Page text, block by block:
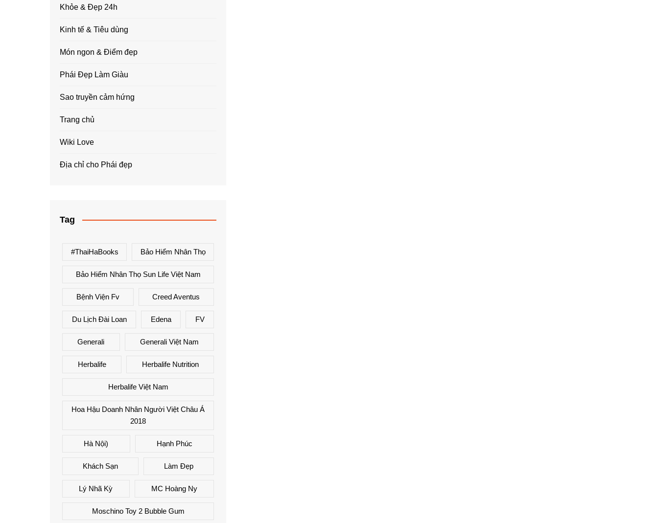
Khỏe & Đẹp 24h
Kinh tế & Tiêu dùng
Món ngon & Điểm đẹp
Phái Đẹp Làm Giàu
Sao truyền cảm hứng
Trang chủ
Wiki Love
Địa chỉ cho Phái đẹp
Tag
#ThaiHaBooks Bảo Hiểm Nhân Thọ
Bảo Hiểm Nhân Thọ Sun Life Việt Nam
Bệnh Viện Fv Creed Aventus
Du Lịch Đài Loan Edena FV
Generali Generali Việt Nam
Herbalife Herbalife Nutrition
Herbalife Việt Nam
Hoa Hậu Doanh Nhân Người Việt Châu Á
2018
Hà Nội) Hạnh Phúc
Khách Sạn Làm Đẹp
Lý Nhã Kỳ MC Hoàng Ny
Moschino Toy 2 Bubble Gum